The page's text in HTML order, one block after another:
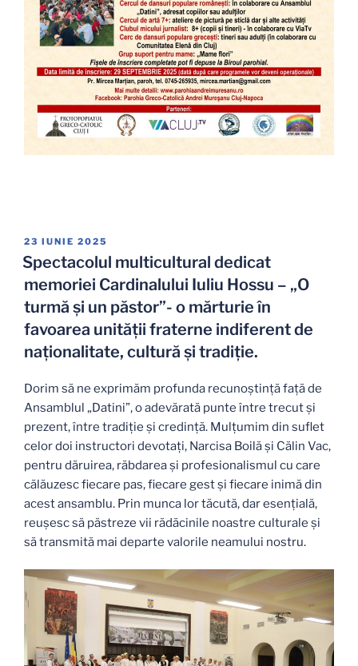
PUBLICAT
PE
23 IUNIE 2025
Spectacolul multicultural dedicat
memoriei Cardinalului Iuliu Hossu – „O
turmă și un păstor”- o mărturie în
favoarea unității fraterne indiferent de
naționalitate, cultură și tradiție.
Dorim să ne exprimăm profunda recunoștință față de
Ansamblul „Datini”, o adevărată punte între trecut și
prezent, între tradiție și credință. Mulțumim din suflet
celor doi instructori devotați, Narcisa Boilă și Călin Vac,
pentru dăruirea, răbdarea și profesionalismul cu care
călăuzesc fiecare pas, fiecare gest și fiecare inimă din
acest ansamblu. Prin munca lor tăcută, dar esențială,
reușesc să păstreze vii rădăcinile noastre culturale și
să transmită mai departe valorile neamului nostru.